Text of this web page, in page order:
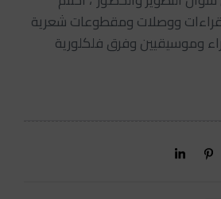
قراءات ووصلات ومقطوعات شعرية
وموسيقيين وفرق فلكلورية